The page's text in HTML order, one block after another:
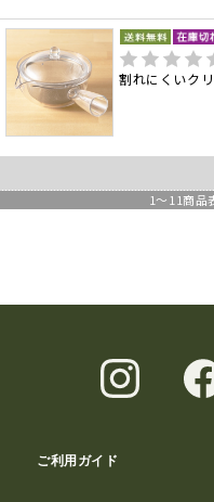
割れにくいク
1～ 11商品
ご利用ガイド